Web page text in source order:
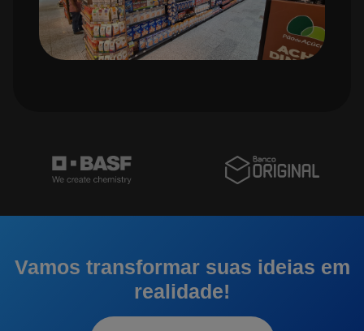
Vamos transformar suas ideias em
realidade!